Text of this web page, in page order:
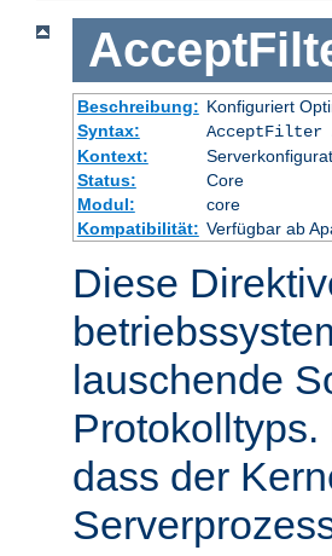
Beschreibung: Konfiguriert
Syntax:
AcceptFilter
Kontext:
Status:
Core
Modul:
core
Kompatibilität: Verfügbar ab
Diese
lauschende
dass der